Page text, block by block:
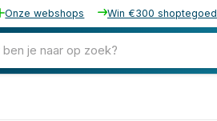
Onze webshops Win €300 shoptegoed
ben je naar op zoek?
28,00 excl. btw
33,88 incl. btw